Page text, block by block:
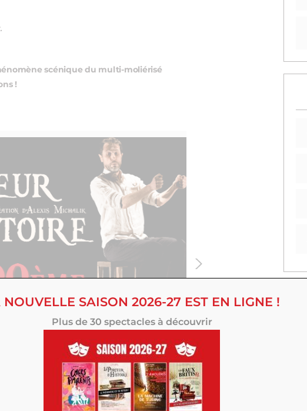
scénique du multi-moliérisé
!
NOUVELLE SAISON 2026-27 EST EN LIGNE !
Plus de 30 spectacles à découvrir